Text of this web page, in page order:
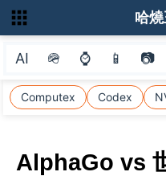
AI 🪖 ⌚ 📱 📷
Computex Codex
哈
AlphaGo vs